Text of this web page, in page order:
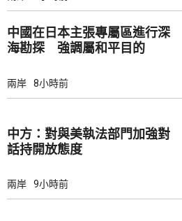
中國在日本主張專屬區進行深
海勘探 強調屬和平目的
兩岸 8小時前
中方：對與美執法部門加強對
話持開放態度
兩岸 9小時前